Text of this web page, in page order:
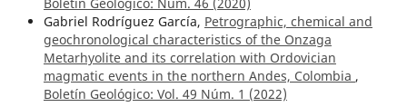
Gabriel Rodríguez García, Petrographic, chemical and
geochronological characteristics of the Onzaga
Metarhyolite and its correlation with Ordovician
magmatic events in the northern Andes, Colombia ,
Boletín Geológico: Vol. 49 Núm. 1 (2022)